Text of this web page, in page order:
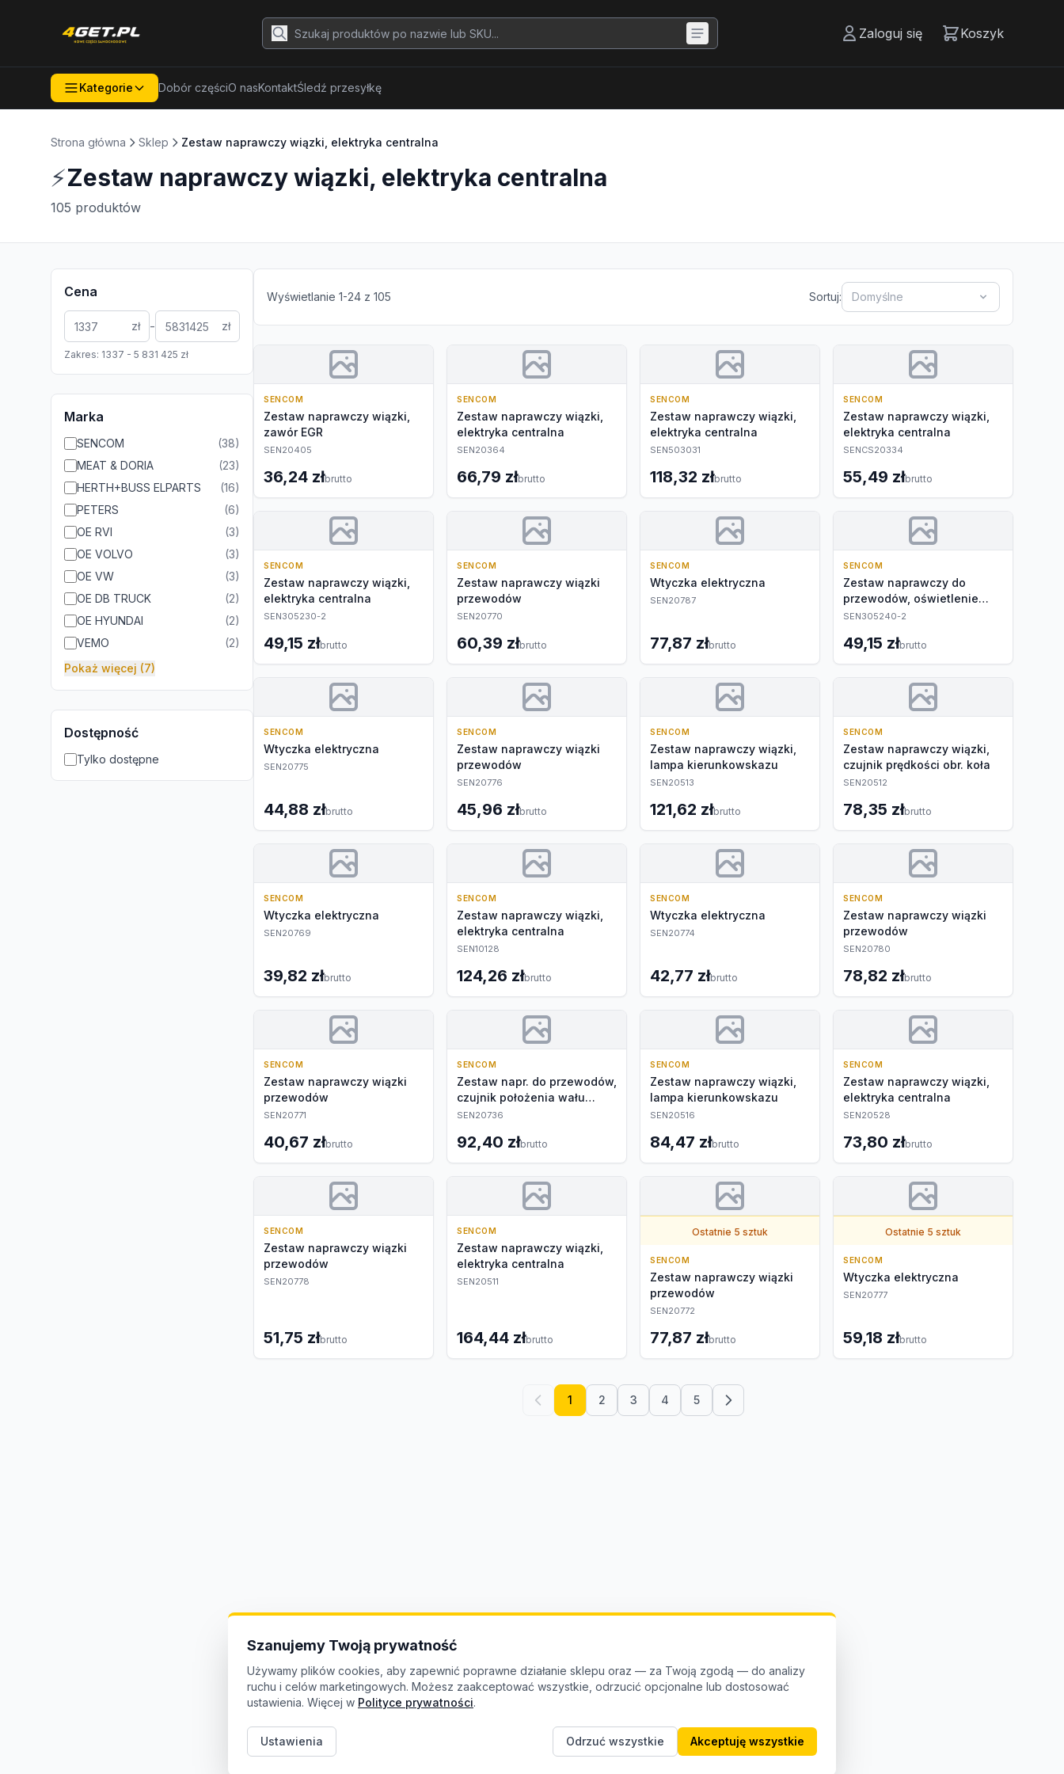
Zaloguj się Koszyk
Kategorie Dobór częściO nasKontaktŚledź przesyłkę
Strona główna Sklep Zestaw naprawczy wiązki, elektryka centralna
⚡Zestaw naprawczy wiązki, elektryka centralna
105 produktów
Cena
zł - zł
Zakres: 1337 - 5 831 425 zł
Marka
SENCOM (38)
MEAT & DORIA
(23)
HERTH+BUSS ELPARTS
(16)
PETERS
(6)
OE RVI
(3)
OE VOLVO
(3)
OE VW
(3)
OE DB TRUCK
(2)
OE HYUNDAI
(2)
VEMO
(2)
Pokaż więcej (7)
Dostępność
Tylko dostępne
Wyświetlanie 1-24 z 105 Sortuj: Domyślne
SENCOM
Zestaw naprawczy wiązki,
zawór EGR
SEN20405
36,24 złbrutto
SENCOM
Zestaw naprawczy wiązki,
elektryka centralna
SEN20364
66,79 złbrutto
SENCOM
Zestaw naprawczy wiązki,
elektryka centralna
SEN503031
118,32 złbrutto
SENCOM
Zestaw naprawczy wiązki,
elektryka centralna
SENCS20334
55,49 złbrutto
SENCOM
Zestaw naprawczy wiązki,
elektryka centralna
SEN305230-2
49,15 złbrutto
SENCOM
Zestaw naprawczy wiązki
przewodów
SEN20770
60,39 złbrutto
SENCOM
Wtyczka elektryczna
SEN20787
77,87 złbrutto
SENCOM
Zestaw naprawczy do
przewodów, oświetlenie
tablicy rejestr.
SEN305240-2
49,15 złbrutto
SENCOM
Wtyczka elektryczna
SEN20775
44,88 złbrutto
SENCOM
Zestaw naprawczy wiązki
przewodów
SEN20776
45,96 złbrutto
SENCOM
Zestaw naprawczy wiązki,
lampa kierunkowskazu
SEN20513
121,62 złbrutto
SENCOM
Zestaw naprawczy wiązki,
czujnik prędkości obr. koła
SEN20512
78,35 złbrutto
SENCOM
Wtyczka elektryczna
SEN20769
39,82 złbrutto
SENCOM
Zestaw naprawczy wiązki,
elektryka centralna
SEN10128
124,26 złbrutto
SENCOM
Wtyczka elektryczna
SEN20774
42,77 złbrutto
SENCOM
Zestaw naprawczy wiązki
przewodów
SEN20780
78,82 złbrutto
SENCOM
Zestaw naprawczy wiązki
przewodów
SEN20771
40,67 złbrutto
SENCOM
Zestaw napr. do przewodów,
czujnik położenia wału
korbowego
SEN20736
92,40 złbrutto
SENCOM
Zestaw naprawczy wiązki,
lampa kierunkowskazu
SEN20516
84,47 złbrutto
SENCOM
Zestaw naprawczy wiązki,
elektryka centralna
SEN20528
73,80 złbrutto
SENCOM
Zestaw naprawczy wiązki
przewodów
SEN20778
51,75 złbrutto
SENCOM
Zestaw naprawczy wiązki,
elektryka centralna
SEN20511
164,44 złbrutto
Ostatnie 5 sztuk
SENCOM
Zestaw naprawczy wiązki
przewodów
SEN20772
77,87 złbrutto
Ostatnie 5 sztuk
SENCOM
Wtyczka elektryczna
SEN20777
59,18 złbrutto
1 2 3 4 5
Szanujemy Twoją prywatność
Używamy plików cookies, aby zapewnić poprawne działanie sklepu oraz — za Twoją zgodą — do analizy
ruchu i celów marketingowych. Możesz zaakceptować wszystkie, odrzucić opcjonalne lub dostosować
ustawienia. Więcej w Polityce prywatności.
Ustawienia Odrzuć wszystkie Akceptuję wszystkie